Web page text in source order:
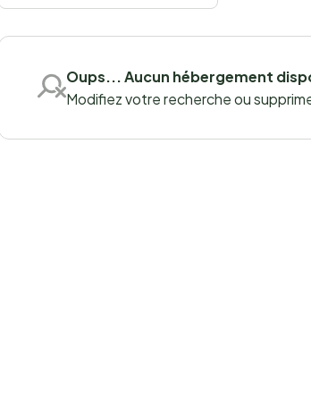
Oups... Aucun hébergement
Modifiez votre recherche ou